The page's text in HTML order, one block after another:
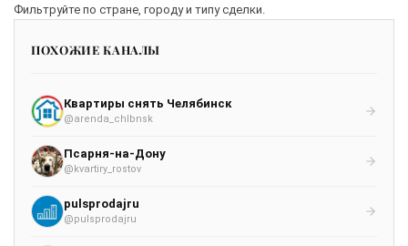
Фильтруйте по стране, городу и типу сделки.
ПОХОЖИЕ КАНАЛЫ
Квартиры снять Челябинск
@arenda_chlbnsk
Псарня-на-Дону
@kvartiry_rostov
pulsprodajru
@pulsprodajru